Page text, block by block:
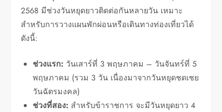
2568 มีช่วงวันหยุดยาวติดต่อกันหลายวัน เหมาะ
สำหรับการวางแผนพักผ่อนหรือเดินทางท่องเที่ยวได้
ดังนี้:
ช่วงแรก: วันเสาร์ที่ 3 พฤษภาคม – วันจันทร์ที่ 5
พฤษภาคม (รวม 3 วัน เนื่องมาจากวันหยุดชดเชย
วันฉัตรมงคล)
ช่วงที่สอง: สำหรับข้าราชการ จะมีวันหยุดยาว 4